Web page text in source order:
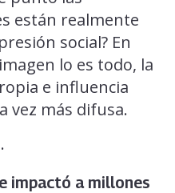
están realmente
social? En
lo es todo, la
e influencia
vez más difusa.
impactó a millones